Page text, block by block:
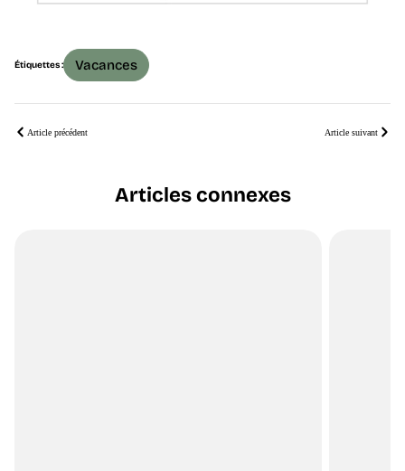
Étiquettes : Vacances
Article précédent Article suivant
Articles connexes